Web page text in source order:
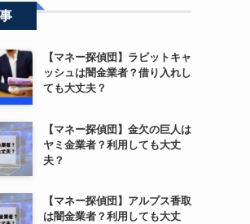
【マネー探偵団】ラビットキャ
ッシュは闇金業者？借り入れし
ても大丈夫？
【マネー探偵団】金欠の巨人は
ヤミ金業者？利用しても大丈
夫？
【マネー探偵団】アルプス香取
は闇金業者？利用しても大丈